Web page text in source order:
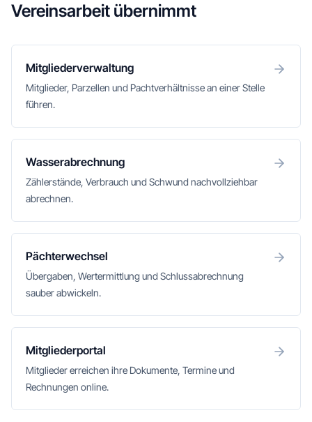
Vereinsarbeit übernimmt
Mitgliederverwaltung
Mitglieder, Parzellen und Pachtverhältnisse an einer Stelle
führen.
Wasserabrechnung
Zählerstände, Verbrauch und Schwund nachvollziehbar
abrechnen.
Pächterwechsel
Übergaben, Wertermittlung und Schlussabrechnung
sauber abwickeln.
Mitgliederportal
Mitglieder erreichen ihre Dokumente, Termine und
Rechnungen online.